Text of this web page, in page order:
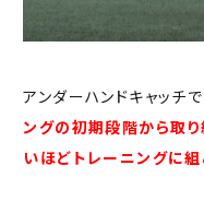
アンダーハンドキャッチで
ングの初期段階から取
いほどトレーニングに